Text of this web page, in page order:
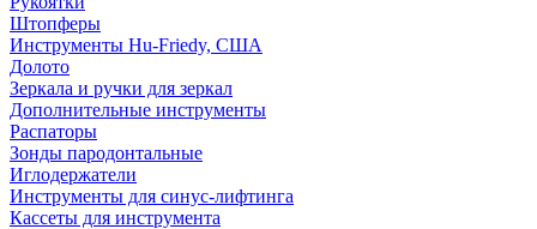
Штопферы
Инструменты Hu-Friedy, США
Долото
Зеркала и ручки для зеркал
Дополнительные инструменты
Распаторы
Зонды пародонтальные
Иглодержатели
Инструменты для синус-лифтинга
Кассеты для инструмента